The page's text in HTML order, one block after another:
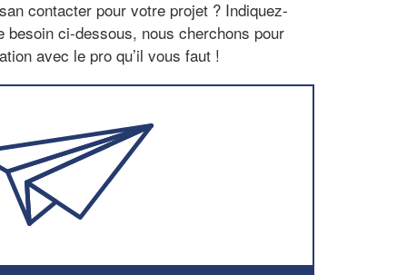
contacter pour votre projet ? Indiquez-
besoin ci-dessous, nous cherchons pour
avec le pro qu’il vous faut !